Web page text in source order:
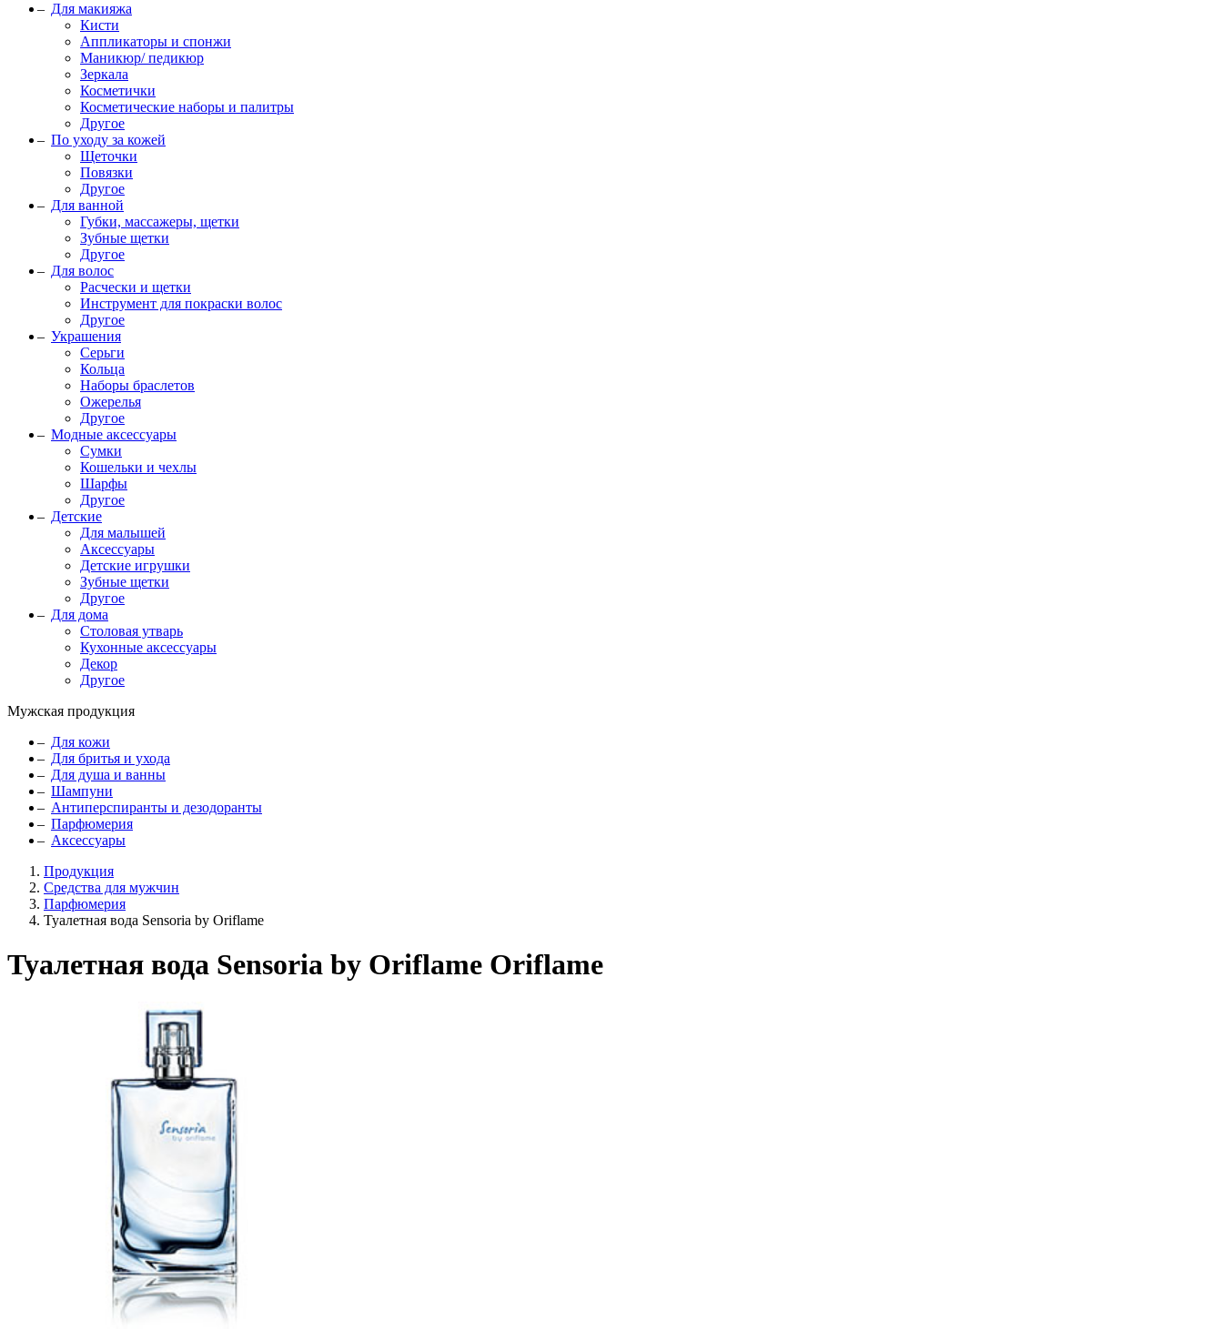
Для макияжа
Кисти
Аппликаторы и спонжи
Маникюр/ педикюр
Зеркала
Косметички
Косметические наборы и палитры
Другое
По уходу за кожей
Щеточки
Повязки
Другое
Для ванной
Губки, массажеры, щетки
Зубные щетки
Другое
Для волос
Расчески и щетки
Инструмент для покраски волос
Другое
Украшения
Серьги
Кольца
Наборы браслетов
Ожерелья
Другое
Модные аксессуары
Сумки
Кошельки и чехлы
Шарфы
Другое
Детские
Для малышей
Аксессуары
Детские игрушки
Зубные щетки
Другое
Для дома
Столовая утварь
Кухонные аксессуары
Декор
Другое
Мужская продукция
Для кожи
Для бритья и ухода
Для душа и ванны
Шампуни
Антиперспиранты и дезодоранты
Парфюмерия
Аксессуары
Продукция
Средства для мужчин
Парфюмерия
Туалетная вода Sensoria by Oriflame
Туалетная вода Sensoria by Oriflame Oriflame